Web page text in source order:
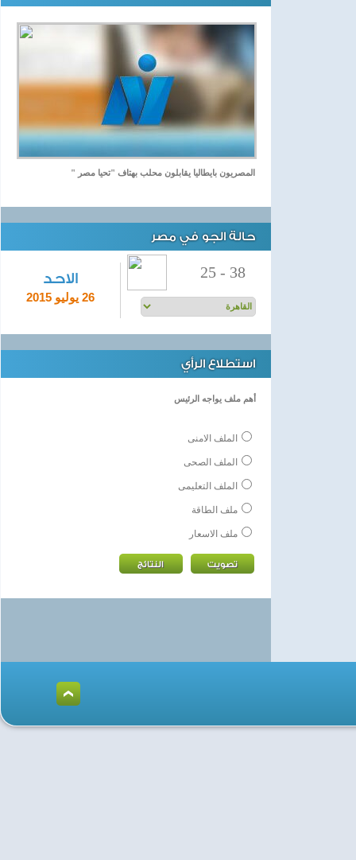
المصريون بايطاليا يقابلون محلب بهتاف "تحيا مصر "
حالة الجو في مصر
الاحد
26 يوليو 2015
25 - 38
استطلاع الرأي
أهم ملف يواجه الرئيس
الملف الامنى
الملف الصحى
الملف التعليمى
ملف الطاقة
ملف الاسعار